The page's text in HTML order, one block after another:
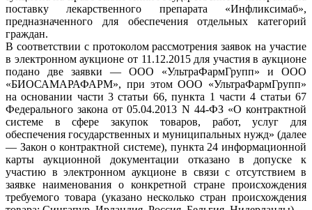
поставку лекарственного препарата «Инфликсимаб»,
предназначенного для обеспечения отдельных категорий
граждан.
В соответствии с протоколом рассмотрения заявок на участие
в электронном аукционе от 11.12.2015 для участия в аукционе
подано две заявки — ООО «УльтраФармГрупп» и ООО
«БИОСАМАРАФАРМ», при этом ООО «УльтраФармГрупп»
на основании части 3 статьи 66, пункта 1 части 4 статьи 67
Федерального закона от 05.04.2013 N 44-ФЗ «О контрактной
системе в сфере закупок товаров, работ, услуг для
обеспечения государственных и муниципальных нужд» (далее
— Закон о контрактной системе), пункта 24 информационной
карты аукционной документации отказано в допуске к
участию в электронном аукционе в связи с отсутствием в
заявке наименования о конкретной стране происхождения
требуемого товара (указано несколько стран происхождения